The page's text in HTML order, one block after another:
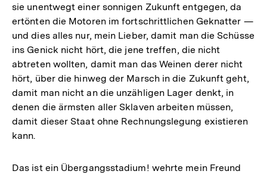
sie unentwegt einer sonnigen Zukunft entgegen, da
ertönten die Motoren im fortschrittlichen Geknatter —
und dies alles nur, mein Lieber, damit man die Schüsse
ins Genick nicht hört, die jene treffen, die nicht
abtreten wollten, damit man das Weinen derer nicht
hört, über die hinweg der Marsch in die Zukunft geht,
damit man nicht an die unzähligen Lager denkt, in
denen die ärmsten aller Sklaven arbeiten müssen,
damit dieser Staat ohne Rechnungslegung existieren
kann.
Das ist ein Übergangsstadium! wehrte mein Freund